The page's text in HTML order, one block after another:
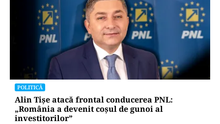
POLITICĂ
Alin Tișe atacă frontal conducerea PNL:
„România a devenit coșul de gunoi al
investitorilor”